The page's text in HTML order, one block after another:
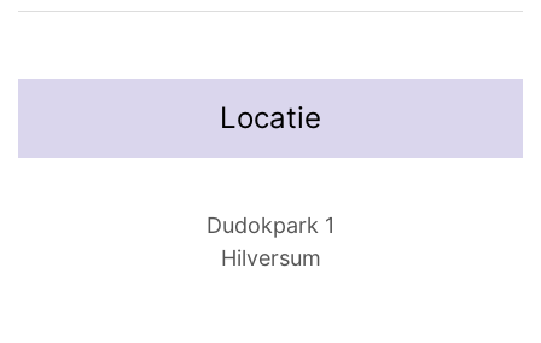
Locatie
Dudokpark 1
Hilversum